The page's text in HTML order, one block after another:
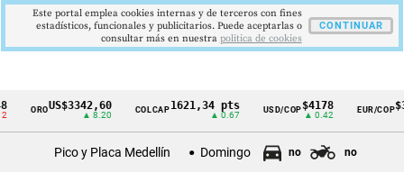
Cintillo
OROUS$3342,60
▲ 8.20
COLCAP1621,34 pts
▲ 0.67
USD/COP$4178
▲ 0.42
EUR/COP
Pico y Placa Medellín Domingo no no
Este portal emplea cookies internas y de terceros con fines
estadísticos, funcionales y publicitarios. Puede aceptarlas o
consultar más en nuestra politica de cookies
CONTINUAR